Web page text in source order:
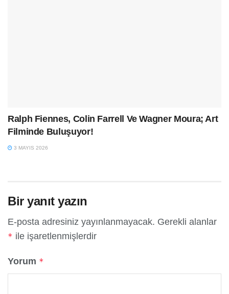
Ralph Fiennes, Colin Farrell Ve Wagner Moura; Art
Filminde Buluşuyor!
3 MAYIS 2026
Bir yanıt yazın
E-posta adresiniz yayınlanmayacak. Gerekli alanlar
* ile işaretlenmişlerdir
Yorum *